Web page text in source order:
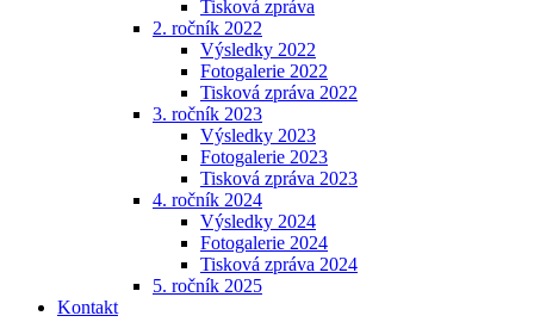
Tisková zpráva
2. ročník 2022
Výsledky 2022
Fotogalerie 2022
Tisková zpráva 2022
3. ročník 2023
Výsledky 2023
Fotogalerie 2023
Tisková zpráva 2023
4. ročník 2024
Výsledky 2024
Fotogalerie 2024
Tisková zpráva 2024
5. ročník 2025
Kontakt